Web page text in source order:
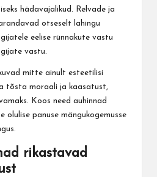
hädavajalikud. Relvade ja
otseselt lahingu
eelise rünnakute vastu
vastu.
mitte ainult esteetilisi
tõsta moraali ja kaasatust,
Koos need auhinnad
olulise panuse mängukogemusse
rikastavad